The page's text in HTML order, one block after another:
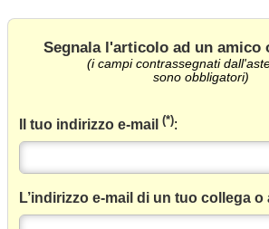
Segnala l'articolo ad un amico
(i campi contrassegnati
sono obbligatori)
Il tuo indirizzo e-mail(*):
L’indirizzo e-mail di un tuo collega